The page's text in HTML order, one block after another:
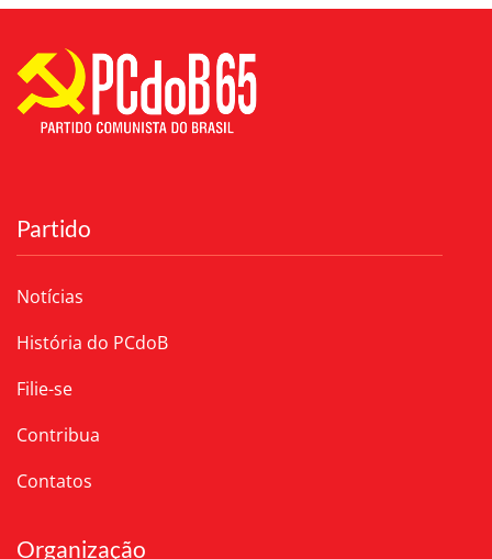
Partido
Notícias
História do PCdoB
Filie-se
Contribua
Contatos
Organização